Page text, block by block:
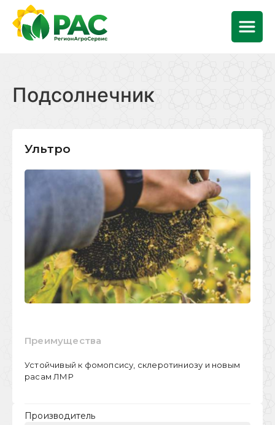
Подсолнечник
Ультро
Преимущества
Устойчивый к фомопсису, склеротиниозу и новым
расам ЛМР
Производитель